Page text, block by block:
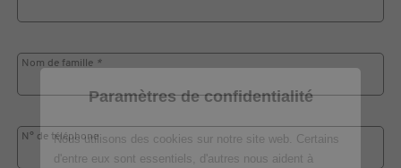
Nom de famille *
N° de téléphone
Paramètres de confidentialité
Nous utilisons des cookies sur notre site web. Certains
d'entre eux sont essentiels, d'autres nous aident à